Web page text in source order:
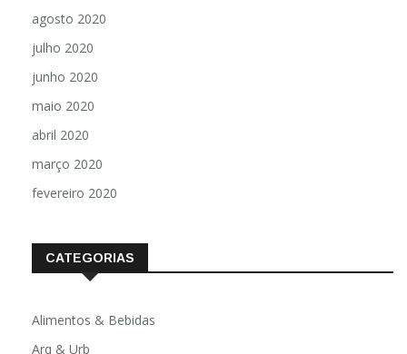
agosto 2020
julho 2020
junho 2020
maio 2020
abril 2020
março 2020
fevereiro 2020
CATEGORIAS
Alimentos & Bebidas
Arq & Urb